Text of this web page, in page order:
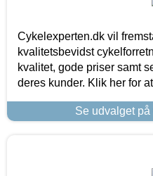
Cykelexperten.dk vil
kvalitetsbevidst
kvalitet, gode priser samt
deres kunder. Klik her for
Se udvalget